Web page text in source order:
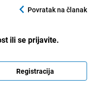
Povratak na članak
ili se prijavite.
Registracija